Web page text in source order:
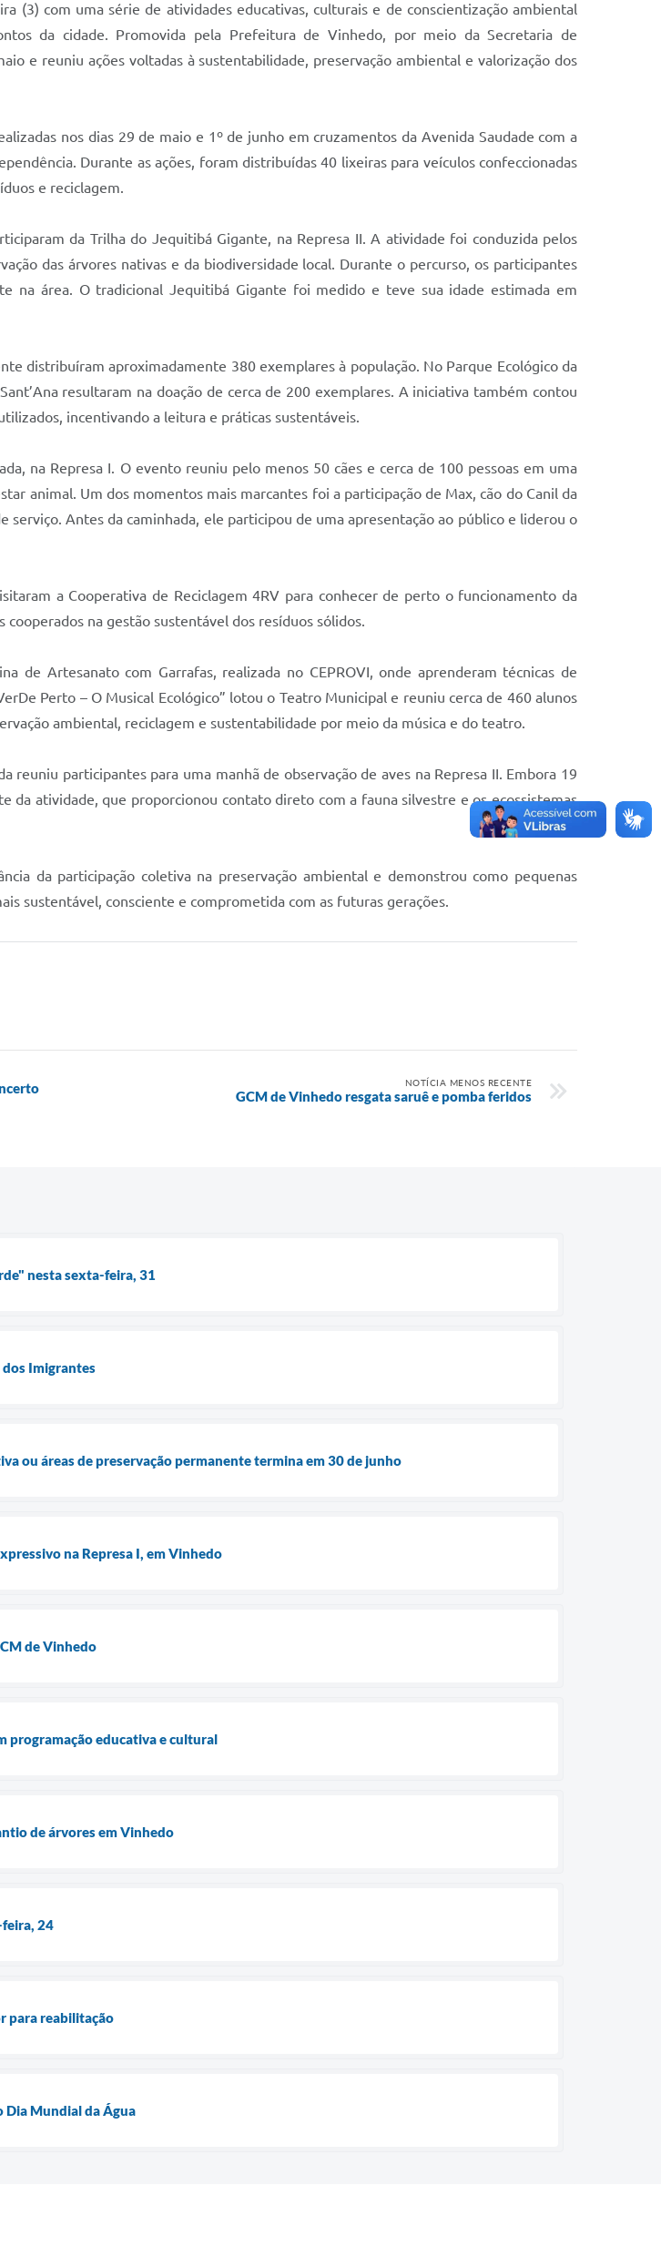
(3) com uma série de atividades educativas, culturais e de conscientização ambiental
da cidade. Promovida pela Prefeitura de Vinhedo, por meio da Secretaria de
e reuniu ações voltadas à sustentabilidade, preservação ambiental e valorização dos
nos dias 29 de maio e 1º de junho em cruzamentos da Avenida Saudade com a
Durante as ações, foram distribuídas 40 lixeiras para veículos confeccionadas
e reciclagem.
da Trilha do Jequitibá Gigante, na Represa II. A atividade foi conduzida pelos
das árvores nativas e da biodiversidade local. Durante o percurso, os participantes
na área. O tradicional Jequitibá Gigante foi medido e teve sua idade estimada em
distribuíram aproximadamente 380 exemplares à população. No Parque Ecológico da
resultaram na doação de cerca de 200 exemplares. A iniciativa também contou
incentivando a leitura e práticas sustentáveis.
na Represa I. O evento reuniu pelo menos 50 cães e cerca de 100 pessoas em uma
animal. Um dos momentos mais marcantes foi a participação de Max, cão do Canil da
serviço. Antes da caminhada, ele participou de uma apresentação ao público e liderou o
a Cooperativa de Reciclagem 4RV para conhecer de perto o funcionamento da
na gestão sustentável dos resíduos sólidos.
de Artesanato com Garrafas, realizada no CEPROVI, onde aprenderam técnicas de
Perto – O Musical Ecológico” lotou o Teatro Municipal e reuniu cerca de 460 alunos
ambiental, reciclagem e sustentabilidade por meio da música e do teatro.
reuniu participantes para uma manhã de observação de aves na Represa II. Embora 19
da atividade, que proporcionou contato direto com a fauna silvestre e os ecossistemas
da participação coletiva na preservação ambiental e demonstrou como pequenas
sustentável, consciente e comprometida com as futuras gerações.
NOTÍCIA MENOS RECENTE
GCM de Vinhedo resgata saruê e pomba feridos
nesta sexta-feira, 31
dos Imigrantes
ou áreas de preservação permanente termina em 30 de junho
na Represa I, em Vinhedo
de Vinhedo
programação educativa e cultural
de árvores em Vinhedo
feira, 24
para reabilitação
Dia Mundial da Água